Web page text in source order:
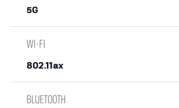
5G
WI-FI
802.11ax
BLUETOOTH